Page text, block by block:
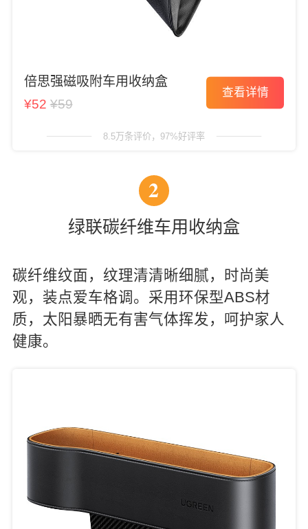
倍思强磁吸附车用收纳盒
¥52 ¥59
查看详情
8.5万条评价，97%好评率
2
绿联碳纤维车用收纳盒
碳纤维纹面，纹理清清晰细腻，时尚美
观，装点爱车格调。采用环保型ABS材
质，太阳暴晒无有害气体挥发，呵护家人
健康。